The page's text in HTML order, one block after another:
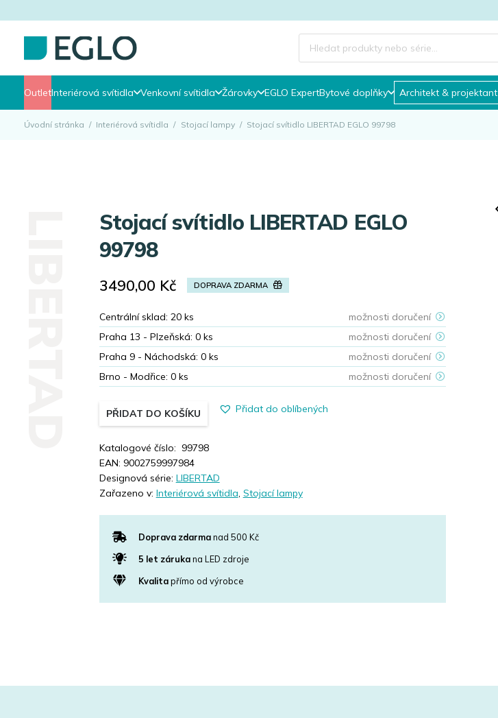
Products
search
OutletInteriérová svítidla Venkovní svítidla Žárovky EGLO ExpertBytové doplňky Architekt & projektant
Úvodní stránka / Interiérová svítidla / Stojací lampy / Stojací svítidlo LIBERTAD EGLO 99798
Stojací svítidlo LIBERTAD EGLO
99798
3490,00 Kč DOPRAVA ZDARMA
Centrální sklad: 20ks
možnosti doručení
Praha 13 - Plzeňská: 0ks
možnosti doručení
Praha 9 - Náchodská: 0ks
možnosti doručení
Brno - Modřice: 0ks možnosti doručení
PŘIDAT DO KOŠÍKU Přidat do oblíbených
Katalogové číslo: 99798
EAN: 9002759997984
Designová série: LIBERTAD
Zařazeno v: Interiérová svítidla, Stojací lampy
Doprava zdarmanad 500 Kč
5 let zárukana LED zdroje
Kvalitapřímo od výrobce